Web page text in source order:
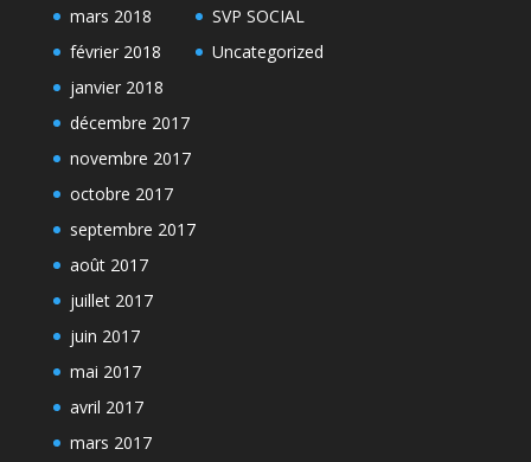
mars 2018
février 2018
janvier 2018
décembre 2017
novembre 2017
octobre 2017
septembre 2017
août 2017
juillet 2017
juin 2017
mai 2017
avril 2017
mars 2017
SVP SOCIAL
Uncategorized